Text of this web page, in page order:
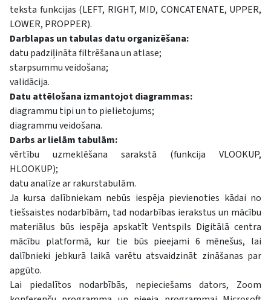
teksta funkcijas (LEFT, RIGHT, MID, CONCATENATE, UPPER,
LOWER, PROPPER).
Darblapas un tabulas datu organizēšana:
datu padziļināta filtrēšana un atlase;
starpsummu veidošana;
validācija.
Datu attēlošana izmantojot diagrammas:
diagrammu tipi un to pielietojums;
diagrammu veidošana.
Darbs ar lielām tabulām:
vērtību uzmeklēšana sarakstā (funkcija VLOOKUP,
HLOOKUP);
datu analīze ar rakurstabulām.
Ja kursa dalībniekam nebūs iespēja pievienoties kādai no
tiešsaistes nodarbībām, tad nodarbības ierakstus un mācību
materiālus būs iespēja apskatīt Ventspils Digitālā centra
mācību platformā, kur tie būs pieejami 6 mēnešus, lai
dalībnieki jebkurā laikā varētu atsvaidzināt zināšanas par
apgūto.
Lai piedalītos nodarbībās, nepieciešams dators, Zoom